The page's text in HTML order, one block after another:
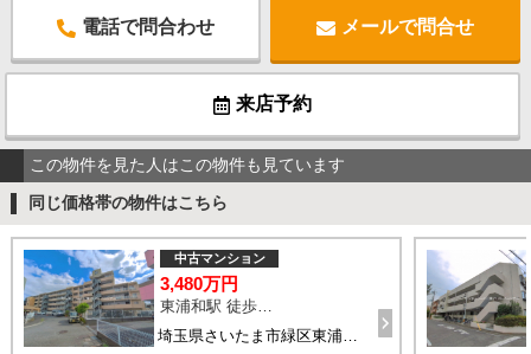
電話で問合わせ メールで問合せ
来店予約
この物件を見た人はこの物件も見ています
同じ価格帯の物件はこちら
中古マンション
3,480万円